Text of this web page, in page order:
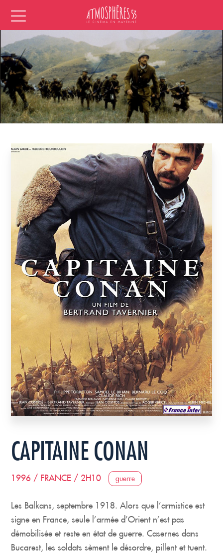
CAPITAINE CONAN
1996 / FRANCE / 2H10 guerre
Les Balkans, septembre 1918. Alors que l’armistice est
signe en France, seule l’armée d’Orient n’est pas
démobilisée et reste en état de guerre. Casernes dans
Bucarest, les soldats sèment le désordre, pillent et tuent.